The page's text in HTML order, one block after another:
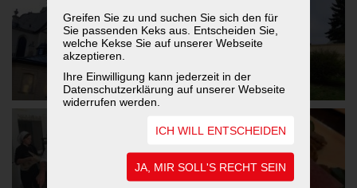
Greifen Sie zu und suchen Sie sich den für
Sie passenden Keks aus. Entscheiden Sie,
welche Kekse Sie auf unserer Webseite
akzeptieren.
Ihre Einwilligung kann jederzeit in der
Datenschutzerklärung auf unserer Webseite
widerrufen werden.
ICH WILL ENTSCHEIDEN
JA, MIR SOLL'S RECHT SEIN